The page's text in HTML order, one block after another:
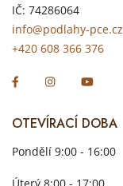
IČ: 74286064
info@podlahy-pce.cz
+420 608 366 376
OTEVÍRACÍ DOBA
Pondělí 9:00 - 16:00